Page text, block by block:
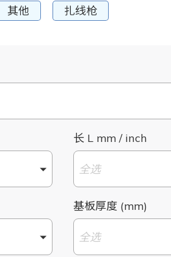
其他 扎线枪
长 L mm / inch
全选
基板厚度 (mm)
全选